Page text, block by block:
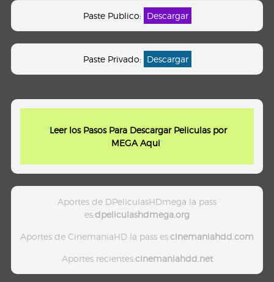
Paste Publico: Descargar
Paste Privado: Descargar
"Leer los Pasos Para Descargar Peliculas por
MEGA Aqui"
Aportes de DPeliculasHDmega la pass
es:dpeliculashdmega.org
Aportes de CinemaniaHD la pass es:cinemaniahdd.com
Aportes recientes:cinemaniahdd.net